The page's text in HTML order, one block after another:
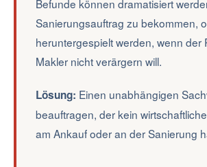
Befunde können dramatisiert
Sanierungsauftrag zu bekommen,
heruntergespielt werden, wenn der
Makler nicht verärgern will.
Lösung: Einen unabhängigen
beauftragen, der kein
am Ankauf oder an der Sanierung